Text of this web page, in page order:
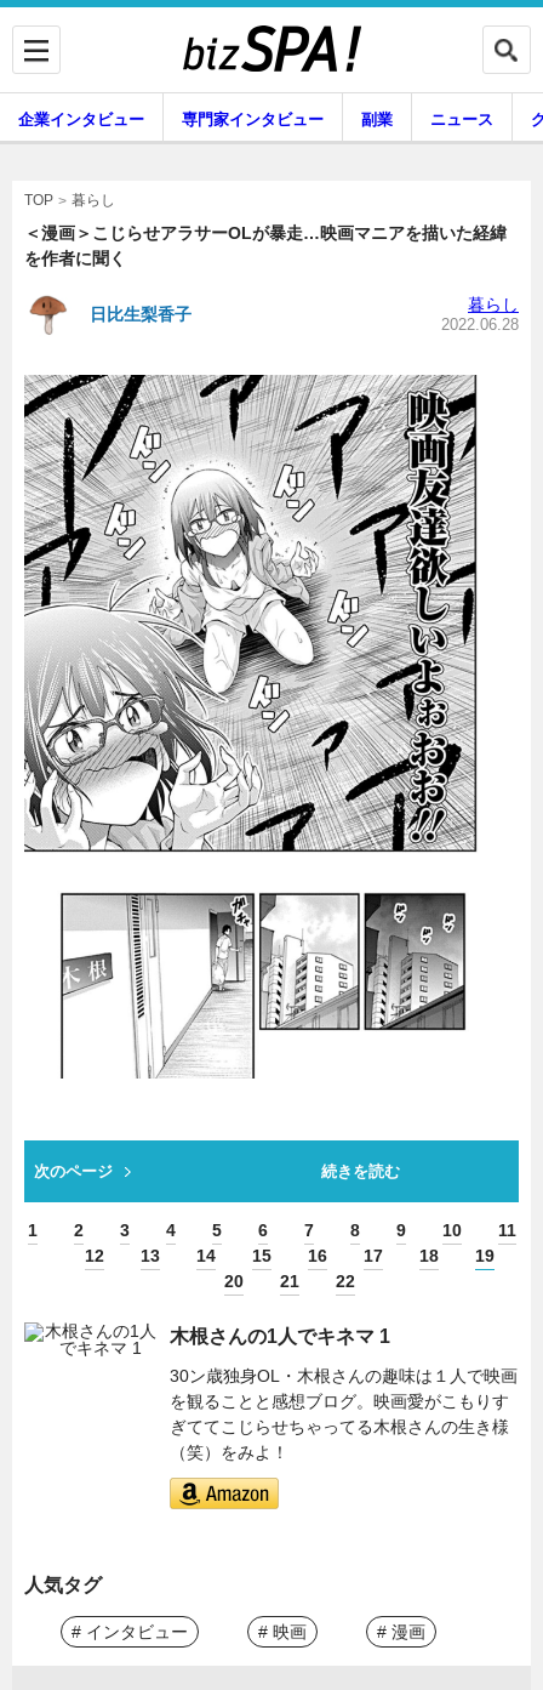
専門家インタビュー
副業 ニュース
グルメ スキル
暮らし エンタメ
連載一覧
企業インタビュー 専門家インタビュー 副業 ニュース
TOP 暮らし
＜漫画＞こじらせアラサーOLが暴走…映画マニアを描いた経緯
を作者に聞く
日比生梨香子 暮らし
2022.06.28
次のページ 続きを読む
1 2 3 4 5 6 7 8 9 10
11
12
13 14 15 16 17 18
19
20
21 22
木根さんの1人でキネマ 1
30ン歳独身OL・木根さんの趣味は１人で映画
を観ることと感想ブログ。映画愛がこもりす
ぎててこじらせちゃってる木根さんの生き様
（笑）をみよ！
人気タグ
# インタビュー # 映画 # 漫画